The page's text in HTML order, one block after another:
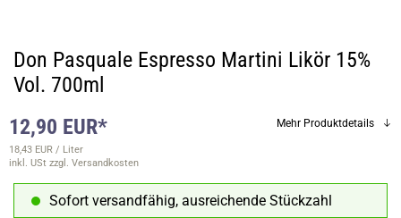
Don Pasquale Espresso Martini Likör 15%
Vol. 700ml
12,90 EUR*
18,43 EUR / Liter
inkl. USt zzgl. Versandkosten
Mehr Produktdetails
Sofort versandfähig, ausreichende Stückzahl